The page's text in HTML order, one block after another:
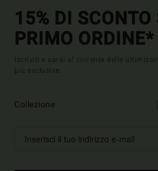
15% DI SCONTO
PRIMO ORDINE*
Iscriviti e sarai al corrente delle
più esclusive.
Collezione